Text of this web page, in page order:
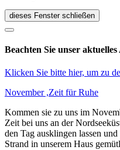
dieses Fenster schließen
Beachten Sie unser
Klicken Sie bitte hier, um zu
November ,Zeit für Ruhe
Kommen sie zu uns im
Zeit bei uns an der
den Tag ausklingen lassen
Strand in unserem Haus